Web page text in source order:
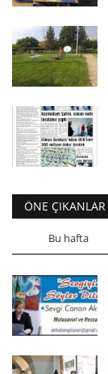
ÖNE ÇIKANLAR
Bu hafta